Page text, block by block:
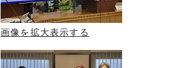
画像を拡大表示する